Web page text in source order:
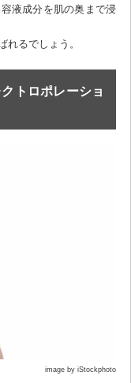
液成分を肌の奥まで浸
れるでしょう。
トロポレーショ
image by iStockphoto